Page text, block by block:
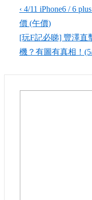
Post
navigation
Previous
Post
is
‹ 4/11 iPhone6 / 6
價 (午價)
Next
Post
[玩F記必睇] 豐澤直
機？有圖有真相！